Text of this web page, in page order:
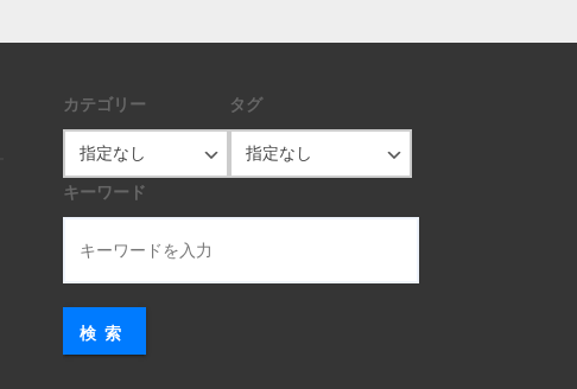
カテゴリー タグ
キーワード
検索